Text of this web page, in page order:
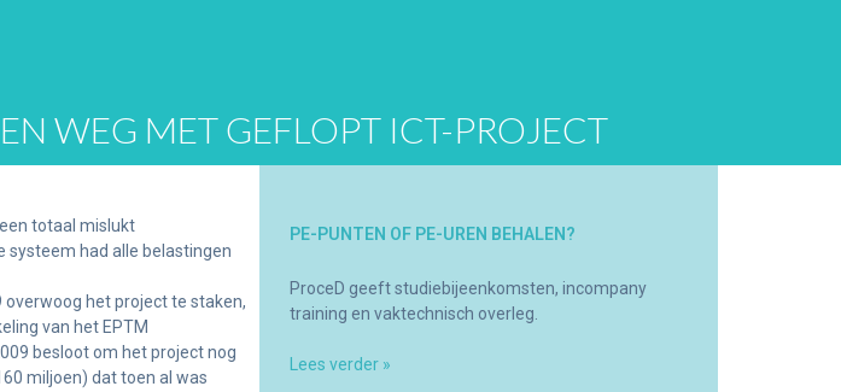
WEG MET GEFLOPT ICT-PROJECT
totaal mislukt
systeem had alle belastingen
het project te staken,
van het EPTM
besloot om het project nog
miljoen) dat toen al was
PE-PUNTEN OF PE-UREN BEHALEN?
ProceD geeft studiebijeenkomsten, incompany
training en vaktechnisch overleg.
Lees verder »